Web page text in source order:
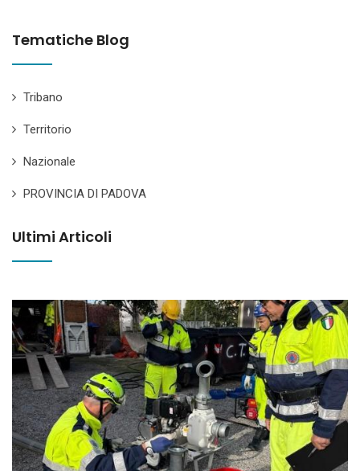
Tematiche Blog
Tribano
Territorio
Nazionale
PROVINCIA DI PADOVA
Ultimi Articoli